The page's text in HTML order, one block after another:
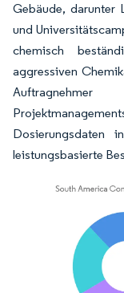
Gebäude, darunter
und
chemisch
aggressiven
Dosierungsdaten
leistungsbasierte